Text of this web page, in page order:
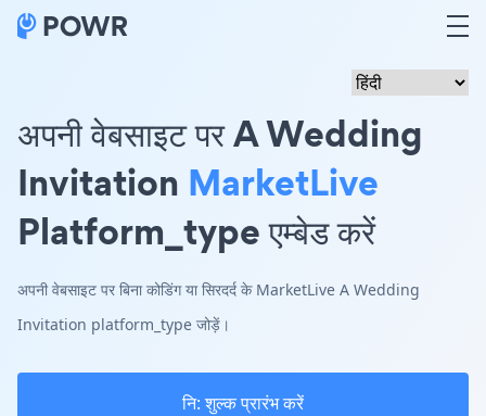
अपनी वेबसाइट पर A Wedding
Invitation MarketLive
Platform_type एम्बेड करें
अपनी वेबसाइट पर बिना कोडिंग या सिरदर्द के MarketLive A Wedding
Invitation platform_type जोड़ें।
नि: शुल्क प्रारंभ करें